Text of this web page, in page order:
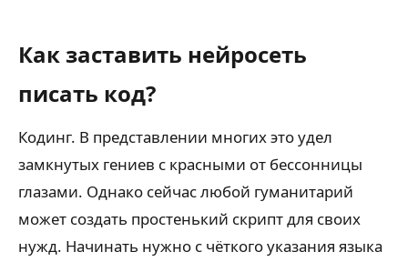
Как заставить нейросеть
писать код?
Кодинг. В представлении многих это удел
замкнутых гениев с красными от бессонницы
глазами. Однако сейчас любой гуманитарий
может создать простенький скрипт для своих
нужд. Начинать нужно с чёткого указания языка